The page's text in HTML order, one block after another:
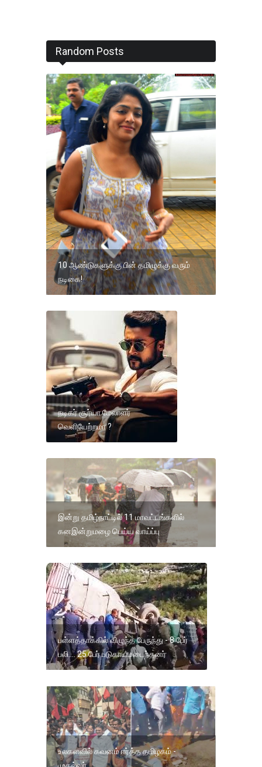
Random Posts
10 ஆண்டுகளுக்கு பின் தமிழுக்கு வரும்
நடிகை!
நடிகர் சூர்யா மேலாளர்
வெளியேற்றமா ?
இன்று தமிழ்நாட்டில் 11 மாவட்டங்களில்
கனஇன்றுமழை பெய்ய வாய்ப்பு
பள்ளத்தாக்கில் விழுந்த பேருந்து - 8 பேர்
பலி.... 25 பேர் படுகாயமடைந்தனர்
உலகளவில் கவனம் ஈர்த்த தமிழகம் -